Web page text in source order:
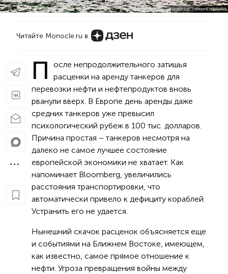
КОЛЛАЖ: ТАМАРА ЛАРИНА
Читайте Monocle.ru в
П
осле непродолжительного затишья
расценки на аренду танкеров для
перевозки нефти и нефтепродуктов вновь
рванули вверх. В Европе день аренды даже
средних танкеров уже превысил
психологический рубеж в 100 тыс. долларов.
Причина простая – танкеров несмотря на
далеко не самое лучшее состояние
европейской экономики не хватает. Как
напоминает Bloomberg, увеличились
расстояния транспортировки, что
автоматически привело к дефициту кораблей.
Устранить его не удается.
Нынешний скачок расценок объясняется еще
и событиями на Ближнем Востоке, имеющем,
как известно, самое прямое отношение к
нефти. Угроза превращения войны между